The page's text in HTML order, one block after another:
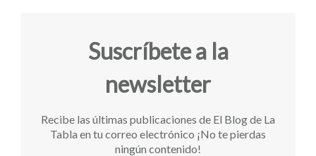
Suscríbete a la
newsletter
Recibe las últimas publicaciones de El Blog de La
Tabla en tu correo electrónico ¡No te pierdas
ningún contenido!